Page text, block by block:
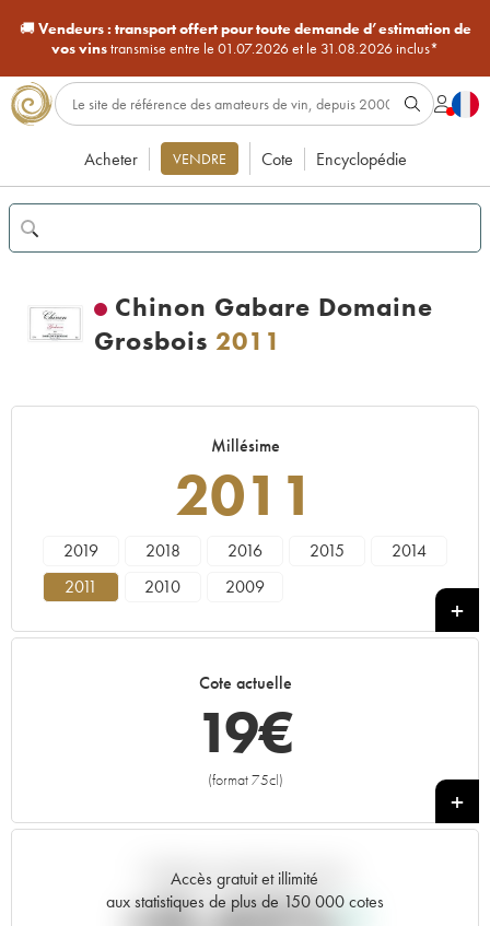
🚚Vendeurs : transport offert pour toute demande d’estimation de
vos vinstransmise entre le 01.07.2026 et le 31.08.2026 inclus*
Acheter VENDRE Cote Encyclopédie
Chinon Gabare Domaine
Grosbois 2011
Millésime
2011
2019 2018 2016 2015
2014
2011
2010 2009
Cote actuelle
19€
(format 75cl)
+
Accès gratuit et illimité
aux statistiques de plus de 150 000 cotes
Tendance actuelle de la cote